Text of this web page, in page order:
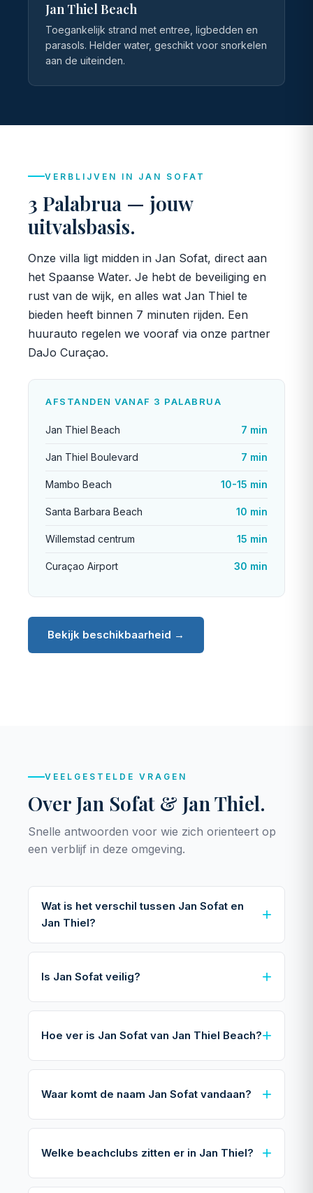
Jan Thiel Beach
Toegankelijk strand met entree, ligbedden en
parasols. Helder water, geschikt voor snorkelen
aan de uiteinden.
VERBLIJVEN IN JAN SOFAT
3 Palabrua — jouw
uitvalsbasis.
Onze villa ligt midden in Jan Sofat, direct aan
het Spaanse Water. Je hebt de beveiliging en
rust van de wijk, en alles wat Jan Thiel te
bieden heeft binnen 7 minuten rijden. Een
huurauto regelen we vooraf via onze partner
DaJo Curaçao.
AFSTANDEN VANAF 3 PALABRUA
Jan Thiel Beach 7 min
Jan Thiel Boulevard 7 min
Mambo Beach 10-15 min
Santa Barbara Beach 10 min
Willemstad centrum 15 min
Curaçao Airport 30 min
Bekijk beschikbaarheid →
VEELGESTELDE VRAGEN
Over Jan Sofat & Jan Thiel.
Snelle antwoorden voor wie zich orienteert op
een verblijf in deze omgeving.
Wat is het verschil tussen Jan Sofat en
Jan Thiel?
Is Jan Sofat veilig?
Hoe ver is Jan Sofat van Jan Thiel Beach?
Waar komt de naam Jan Sofat vandaan?
Welke beachclubs zitten er in Jan Thiel?